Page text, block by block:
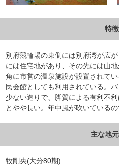
特徴
別府競輪場の東側には別府湾が広
には住宅地があり、その先には山
角に市営の温泉施設が設置されて
民会館としても利用されている。
少ない造りで、脚質による有利不
とやや長い。年中風が吹いている
主な地
牧剛央(大分80期)